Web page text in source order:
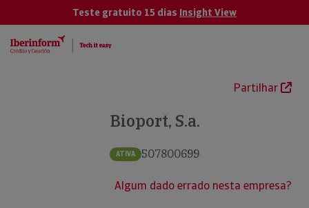
Teste gratuito 15 dias Insight View
Partilhar
Bioport, S.a.
ATIVA 507800699
Algum dado errado nesta empresa?